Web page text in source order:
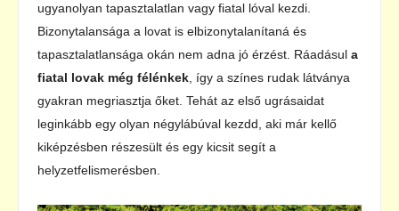
ugyanolyan tapasztalatlan vagy fiatal lóval kezdi.
Bizonytalansága a lovat is elbizonytalanítaná és
tapasztalatlansága okán nem adna jó érzést. Ráadásul a
fiatal lovak még félénkek , így a színes rudak látványa
gyakran megriasztja őket. Tehát az első ugrásaidat
leginkább egy olyan négylábúval kezdd, aki már kellő
kiképzésben részesült és egy kicsit segít a
helyzetfelismerésben.